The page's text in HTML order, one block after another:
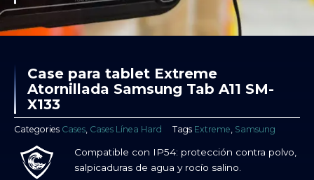
Case para tablet Extreme
Atornillada Samsung Tab A11 SM-
X133
Categories Cases, Cases Línea Hard Tags Extreme, Samsung
Compatible con IP54: protección contra polvo,
salpicaduras de agua y rocío salino.